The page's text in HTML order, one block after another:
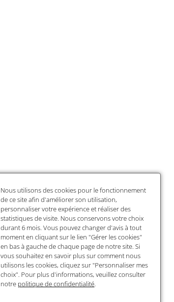
Nous utilisons des cookies pour le fonctionnement
de ce site afin d'améliorer son utilisation,
personnaliser votre expérience et réaliser des
statistiques de visite. Nous conservons votre choix
durant 6 mois. Vous pouvez changer d'avis à tout
moment en cliquant sur le lien "Gérer les cookies"
en bas à gauche de chaque page de notre site. Si
vous souhaitez en savoir plus sur comment nous
utilisons les cookies, cliquez sur "Personnaliser mes
choix". Pour plus d'informations, veuillez consulter
notre politique de confidentialité.